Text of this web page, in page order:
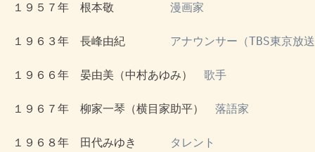
１９５７年　根本敬 漫画家
１９６３年　長峰由紀 アナウンサー（TBS東京放
１９６６年　晏由美（中村あゆみ） 歌手
１９６７年　柳家一琴（横目家助平） 落語家
１９６８年　田代みゆき タレント